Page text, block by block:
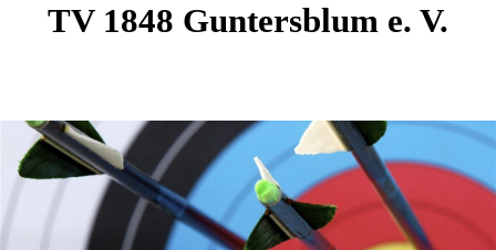
TV 1848 Guntersblum e. V.